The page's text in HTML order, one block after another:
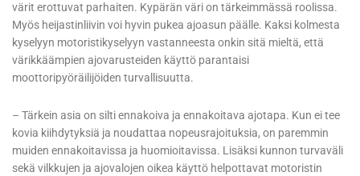
värit erottuvat parhaiten. Kypärän väri on tärkeimmässä roolissa.
Myös heijastinliivin voi hyvin pukea ajoasun päälle. Kaksi kolmesta
kyselyyn motoristikyselyyn vastanneesta onkin sitä mieltä, että
värikkäämpien ajovarusteiden käyttö parantaisi
moottoripyöräilijöiden turvallisuutta.
– Tärkein asia on silti ennakoiva ja ennakoitava ajotapa. Kun ei tee
kovia kiihdytyksiä ja noudattaa nopeusrajoituksia, on paremmin
muiden ennakoitavissa ja huomioitavissa. Lisäksi kunnon turvaväli
sekä vilkkujen ja ajovalojen oikea käyttö helpottavat motoristin